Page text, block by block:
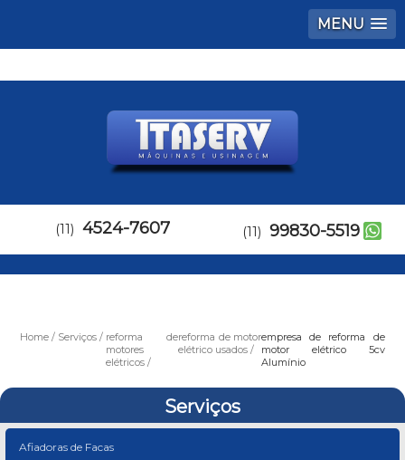
MENU
(11) 4524-7607 (11) 99830-5519
Home Serviços
reforma de
motores
elétricos
reforma de motor
elétrico usados
empresa de reforma de
motor elétrico 5cv
Alumínio
Serviços
Afiadoras de Facas